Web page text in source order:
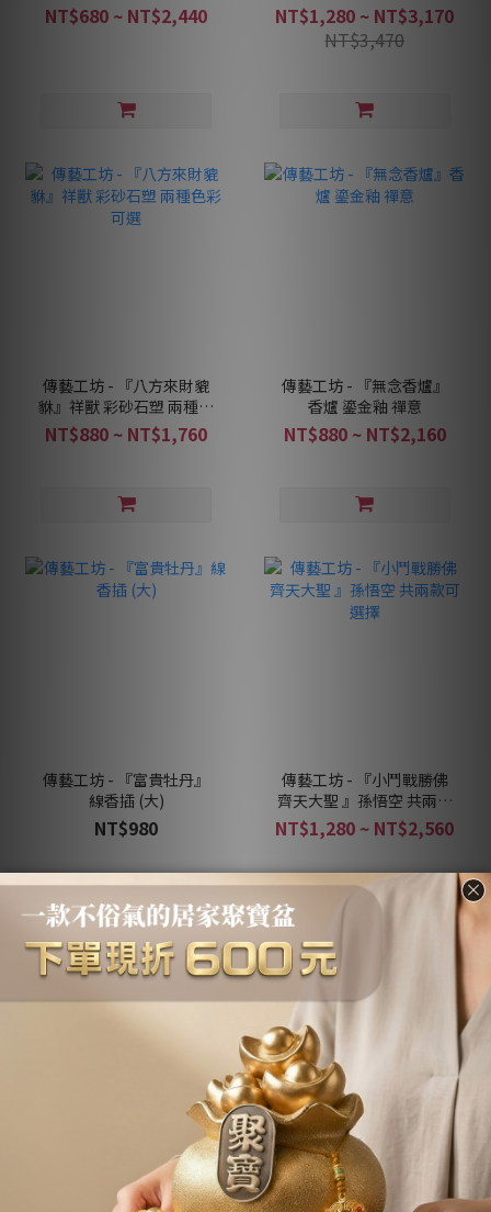
NT$680 ~ NT$2,440
NT$1,280 ~ NT$3,170
NT$3,470
傳藝工坊 - 『八方來財貔
貅』祥獸 彩砂石塑 兩種色
彩可選
NT$880 ~ NT$1,760
傳藝工坊 - 『無念香爐』
香爐 鎏金釉 禪意
NT$880 ~ NT$2,160
傳藝工坊 - 『富貴牡丹』
線香插 (大)
NT$980
傳藝工坊 - 『小鬥戰勝佛
齊天大聖 』孫悟空 共兩款
可選擇
NT$1,280 ~ NT$2,560
傳藝工坊 - 『事事如意彌
勒』白瓷 彌勒佛 笑佛
傳藝工坊 - 『鎏金 牛氣沖
天』茶寵 共兩款可選